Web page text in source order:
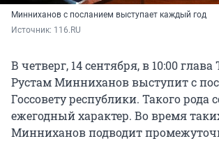
Минниханов с посланием выступает каждый год
Источник: 116.RU
В четверг, 14 сентября, в 10:00 глава
Рустам Минниханов выступит с
Госсовету республики. Такого рода
ежегодный характер. Во время
Минниханов подводит